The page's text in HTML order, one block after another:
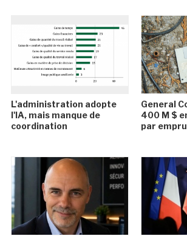
L'administration adopte
l'IA, mais manque de
coordination
General
400 M $
par